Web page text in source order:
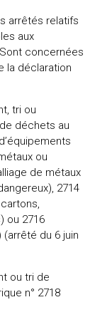
arrêtés relatifs
aux
concernées
la déclaration
tri ou
déchets au
ou
de métaux
2714
ou 2716
du 6 juin
ou tri de
n° 2718